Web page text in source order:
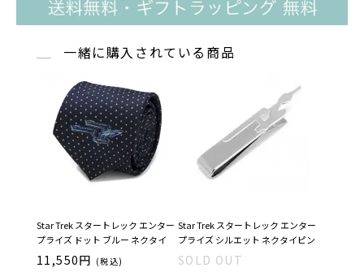
一緒に購入されている商品
Star Trek スタートレック エンター
プライズ ドット ブルー ネクタイ
11,550円 (税込)
Star Trek スタートレック エンター
プライズ シルエット ネクタイピン
SOLD OUT